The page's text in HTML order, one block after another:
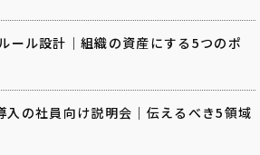
ール設計｜組織の資産にする5つのポ
の社員向け説明会｜伝えるべき5領域